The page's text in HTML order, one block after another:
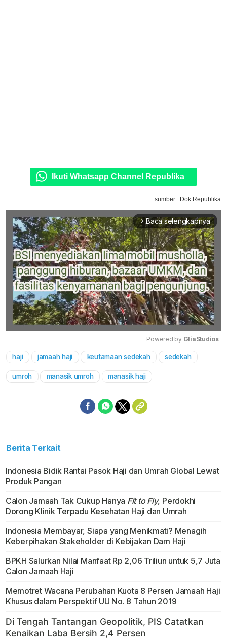
Ikuti Whatsapp Channel Republika
sumber : Dok Republika
arrow_forward_ios Baca selengkapnya
Mute
Powered by GliaStudios
haji jamaah haji keutamaan sedekah sedekah
umroh manasik umroh manasik haji
Berita Terkait
Indonesia Bidik Rantai Pasok Haji dan Umrah Global Lewat
Produk Pangan
Calon Jamaah Tak Cukup Hanya Fit to Fly, Perdokhi
Dorong Klinik Terpadu Kesehatan Haji dan Umrah
Indonesia Membayar, Siapa yang Menikmati? Menagih
Keberpihakan Stakeholder di Kebijakan Dam Haji
BPKH Salurkan Nilai Manfaat Rp 2,06 Triliun untuk 5,7 Juta
Calon Jamaah Haji
Memotret Wacana Perubahan Kuota 8 Persen Jamaah Haji
Khusus dalam Perspektif UU No. 8 Tahun 2019